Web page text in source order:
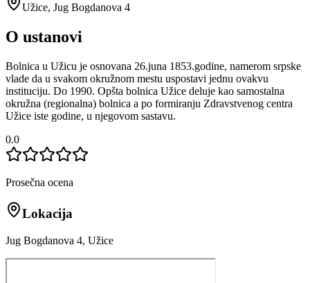
Užice, Jug Bogdanova 4
O ustanovi
Bolnica u Užicu je osnovana 26.juna 1853.godine, namerom srpske
vlade da u svakom okružnom mestu uspostavi jednu ovakvu
instituciju. Do 1990. Opšta bolnica Užice deluje kao samostalna
okružna (regionalna) bolnica a po formiranju Zdravstvenog centra
Užice iste godine, u njegovom sastavu.
0.0
Prosečna ocena
Lokacija
Jug Bogdanova 4, Užice